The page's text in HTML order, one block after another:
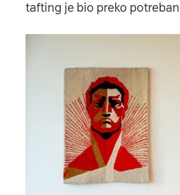
tafting je bio preko